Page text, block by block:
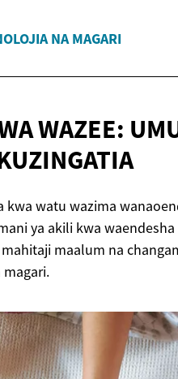
NA MAGARI
WAZEE:
kwa watu wazima
ya akili kwa
maalum na